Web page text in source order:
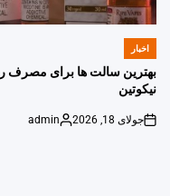
POSTED
اخبار
بهترین سالت ها برای مصرف
نیکوتین
on
جولای 18, 2026
Posted
admin